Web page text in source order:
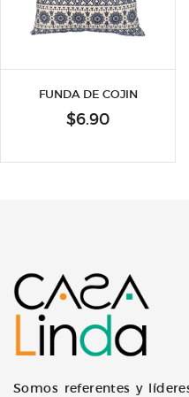
FUNDA DE COJIN
$6.90
Somos referentes y